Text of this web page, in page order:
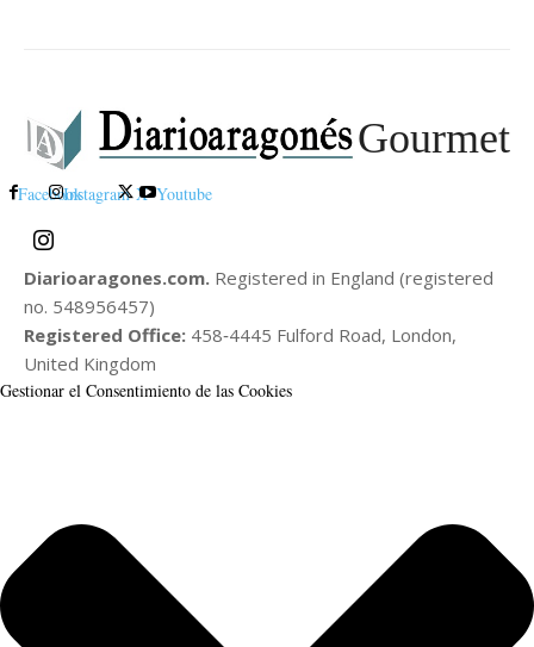
Gourmet
FacebookInstagram X Youtube
Diarioaragones.com. Registered in England (registered
no. 548956457)
Registered Office: 458‑4445 Fulford Road, London,
United Kingdom
Gestionar el Consentimiento de las Cookies